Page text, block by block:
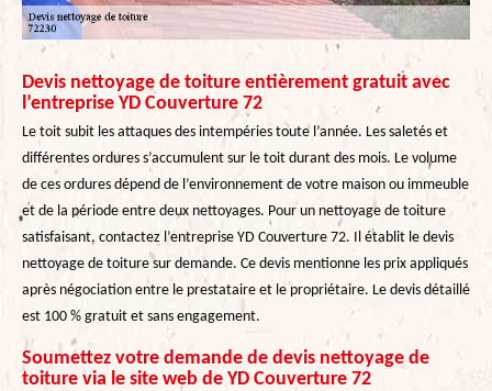
Devis nettoyage de toiture entièrement gratuit avec
l’entreprise YD Couverture 72
Le toit subit les attaques des intempéries toute l’année. Les saletés et
différentes ordures s’accumulent sur le toit durant des mois. Le volume
de ces ordures dépend de l’environnement de votre maison ou immeuble
et de la période entre deux nettoyages. Pour un nettoyage de toiture
satisfaisant, contactez l’entreprise YD Couverture 72. Il établit le devis
nettoyage de toiture sur demande. Ce devis mentionne les prix appliqués
après négociation entre le prestataire et le propriétaire. Le devis détaillé
est 100 % gratuit et sans engagement.
Soumettez votre demande de devis nettoyage de
toiture via le site web de YD Couverture 72